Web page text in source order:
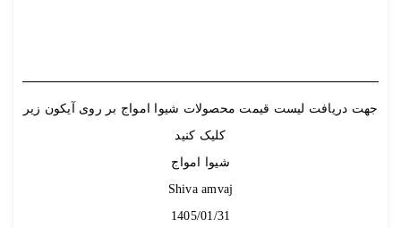
جهت دریافت لیست قیمت محصولات شیوا امواج بر روی آیکون زیر
کلیک کنید
شیوا امواج
Shiva amvaj
1405/01/31